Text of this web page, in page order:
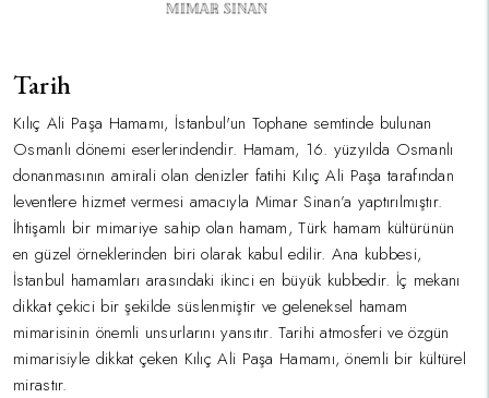
Tarih
Kılıç Ali Paşa Hamamı, İstanbul'un Tophane semtinde bulunan
Osmanlı dönemi eserlerindendir. Hamam, 16. yüzyılda Osmanlı
donanmasının amirali olan denizler fatihi Kılıç Ali Paşa tarafından
leventlere hizmet vermesi amacıyla Mimar Sinan’a yaptırılmıştır.
İhtişamlı bir mimariye sahip olan hamam, Türk hamam kültürünün
en güzel örneklerinden biri olarak kabul edilir. Ana kubbesi,
İstanbul hamamları arasındaki ikinci en büyük kubbedir. İç mekanı
dikkat çekici bir şekilde süslenmiştir ve geleneksel hamam
mimarisinin önemli unsurlarını yansıtır. Tarihi atmosferi ve özgün
mimarisiyle dikkat çeken Kılıç Ali Paşa Hamamı, önemli bir kültürel
mirastır.